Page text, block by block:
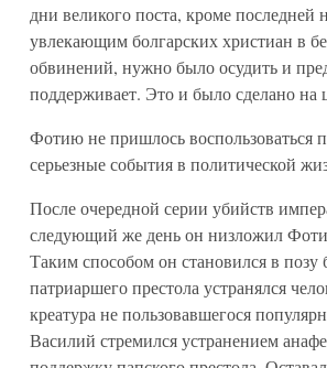
дни великого поста, кроме
увлекающим болгарских христиан в
обвинений, нужно было осудить и
поддерживает. Это и было сделано
Фотию не пришлось воспользоваться
серьезные события в политической
После очередной серии убийств
следующий же день он низложил
Таким способом он становился в позу
патриаршего престола устранялся
креатура не пользовавшегося
Василий стремился устранением